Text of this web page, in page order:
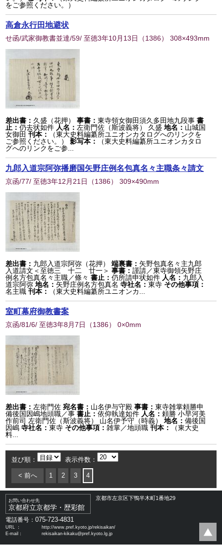
をご参照ください。）
高倉永行田地避状
せ函/武家御教書並達/59/ 至徳3年10月13日 （1386） 308×493mm
差出書： 久盛（花押） 事書：東寺領女御田須久多田地九段事書
止：仍去状如件 人名： 左衛門佐（斯波義将） 久盛 地名： 山城国
女御田 刊本：
（東大史料編纂所ユニオンカタログへのリンクを
ご参照ください。）
影写本：
（東大史料編纂所ユニオンカタロ
グへのリンクをご参...
九郎入道宗阿弥播磨国矢野庄例名包真名々主職条々請文
京函/77/ 至徳3年12月21日 （1386） 309×490mm
差出書： 九郎入道宗阿弥（花押） 端裏書： 矢野包真名々主九郎
入道請文＜至徳三 十二 廿一＞ 事書：謹請／東寺御領矢野庄
例名方包真名々主職／條々書止：仍所請申状如件 人名： 九郎入
道宗阿弥 地名： 矢野庄例名方包真名 寺社名：東寺 その他事項：
名主職刊本： （東大史料編纂所ユニオンカ...
室町幕府御教書案
京函/81/6/ 至徳3年8月7日 （1386） 0×0mm
差出書： 左衛門佐 宛名書： 山名伊与守殿 事書：東寺雑掌頼勝申
備後国因嶋地頭職／事書止：依仰執達如件 人名： 頼勝 小早河美
作前司 左衛門佐（斯波義将） 山名伊予守（時義）
地名：備後国
因嶋 寺社名：東寺 その他事項：雑掌／地頭職刊本：
（東大史
料...
並び順： 表示件数：
< 前へ 1 2 3 4
お問い合わせ先
京都府立京都学・歴彩館
京都市左京区下鴨半木町1番地29
電話番号：075-723-4831
URL ：
http://www.pref.kyoto.jp/rekisaikan/
E-mail：
rekisaikan-kikaku@pref.kyoto.lg.jp